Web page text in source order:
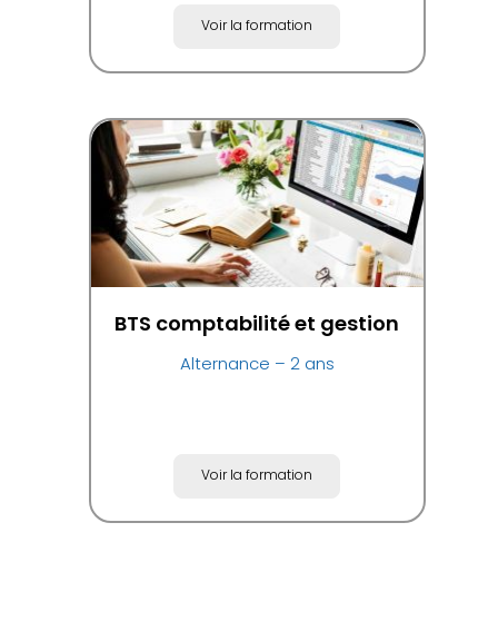
Voir la formation
BTS comptabilité et gestion
Alternance – 2 ans
Voir la formation